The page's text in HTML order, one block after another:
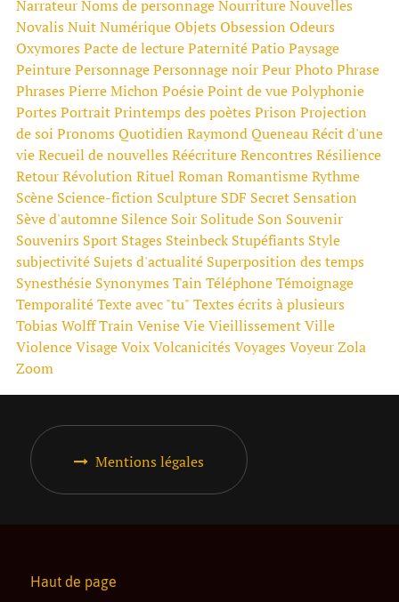
NarrateurNoms de personnageNourritureNouvelles
NovalisNuitNumériqueObjetsObsession Odeurs
OxymoresPacte de lecturePaternitéPatioPaysage
PeinturePersonnagePersonnage noirPeurPhotoPhrase
PhrasesPierre Michon PoésiePoint de vuePolyphonie
PortesPortraitPrintemps des poètesPrison Projection
de soi PronomsQuotidien Raymond QueneauRécit d'une
vieRecueil de nouvellesRéécritureRencontresRésilience
RetourRévolution Rituel Roman RomantismeRythme
Scène Science-fiction Sculpture SDF Secret Sensation
Sève d'automne Silence Soir Solitude Son Souvenir
Souvenirs Sport Stages Steinbeck Stupéfiants Style
subjectivité Sujets d'actualité Superposition des temps
Synesthésie SynonymesTain TéléphoneTémoignage
TemporalitéTexte avec "tu" Textes écrits à plusieurs
Tobias WolffTrain VeniseVieVieillissementVille
ViolenceVisageVoixVolcanicitésVoyagesVoyeurZola
Zoom
Mentions légales
Haut de page